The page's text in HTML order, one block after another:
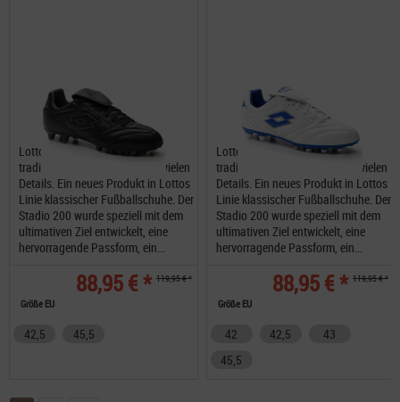
Lotto Stadio 200 III FG im
traditionellem Design und mit vielen
Details. Ein neues Produkt in Lottos
Linie klassischer Fußballschuhe. Der
Stadio 200 wurde speziell mit dem
ultimativen Ziel entwickelt, eine
hervorragende Passform, ein...
88,95 € * 119,95 € *
Größe EU
42,5 45,5
Lotto Stadio 200 III FG im
traditionellem Design und mit vielen
Details. Ein neues Produkt in Lottos
Linie klassischer Fußballschuhe. Der
Stadio 200 wurde speziell mit dem
ultimativen Ziel entwickelt, eine
hervorragende Passform, ein...
88,95 € * 119,95 € *
Größe EU
42 42,5
43
45,5